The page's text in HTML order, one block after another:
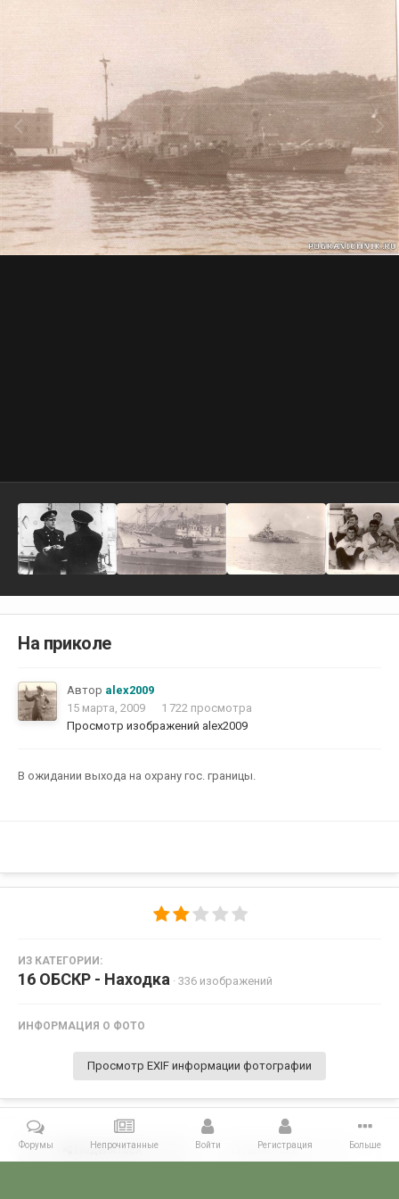
На приколе
Автор alex2009
15 марта, 2009
1 722 просмотра
Просмотр изображений alex2009
В ожидании выхода на охрану гос. границы.
ИЗ КАТЕГОРИИ:
16 ОБСКР - Находка · 336 изображений
ИНФОРМАЦИЯ О ФОТО
Просмотр EXIF информации фотографии
Поделиться Подписчики 0
Форумы Непрочитанные Войти Регистрация Больше